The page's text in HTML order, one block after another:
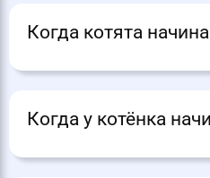
Когда котята
Когда у котёнка